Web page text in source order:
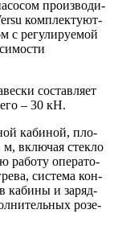
про­из­во­ди­
ком­плек­ту­ют­
с регу­ли­ру­е­мой
состав­ля­ет
– 30 кН.
каби­ной, пло­
м, вклю­чая стек­ло
рабо­ту опе­ра­то­
систе­ма кон­
каби­ны и заряд­
розе­